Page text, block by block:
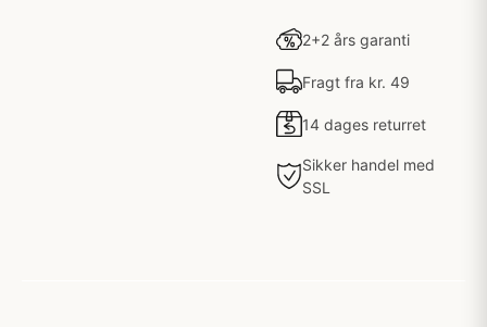
2+2 års garanti
Fragt fra kr. 49
14 dages returret
Sikker handel med
SSL